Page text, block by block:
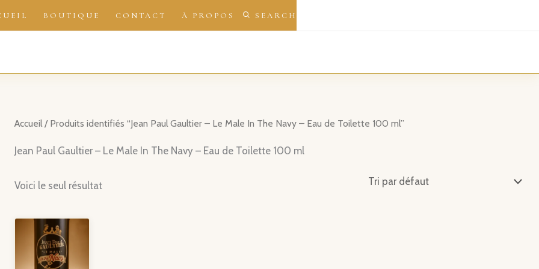
BOUTIQUE CONTACT À PROPOS SEARCH
Accueil/ Produits identifiés “Jean Paul Gaultier – Le Male In The Navy – Eau de Toilette 100 ml”
Jean Paul Gaultier – Le Male In The Navy – Eau de Toilette 100 ml
Voici le seul résultat